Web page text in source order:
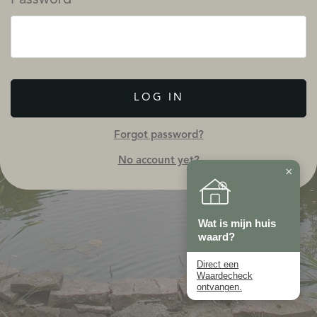
LOG IN
Forgot password?
No account yet?
×
Wat is mijn huis
waard?
Direct een
Waardecheck
ontvangen.